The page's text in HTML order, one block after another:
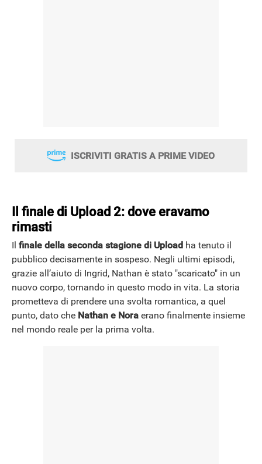
ISCRIVITI GRATIS A PRIME VIDEO
Il finale di Upload 2: dove eravamo
rimasti
Il finale della seconda stagione di Upload ha tenuto il
pubblico decisamente in sospeso. Negli ultimi episodi,
grazie all’aiuto di Ingrid, Nathan è stato "scaricato" in un
nuovo corpo, tornando in questo modo in vita. La storia
prometteva di prendere una svolta romantica, a quel
punto, dato che Nathan e Nora erano finalmente insieme
nel mondo reale per la prima volta.